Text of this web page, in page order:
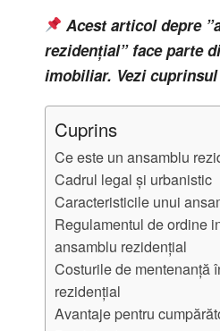
Acest articol depre
rezidențial” face parte
imobiliar. Vezi
Cuprins
Ce este un ansamblu
Cadrul legal și urbanistic
Caracteristicile unui
Regulamentul de ordine
ansamblu rezidențial
Costurile de mentenanță
rezidențial
Avantaje pentru